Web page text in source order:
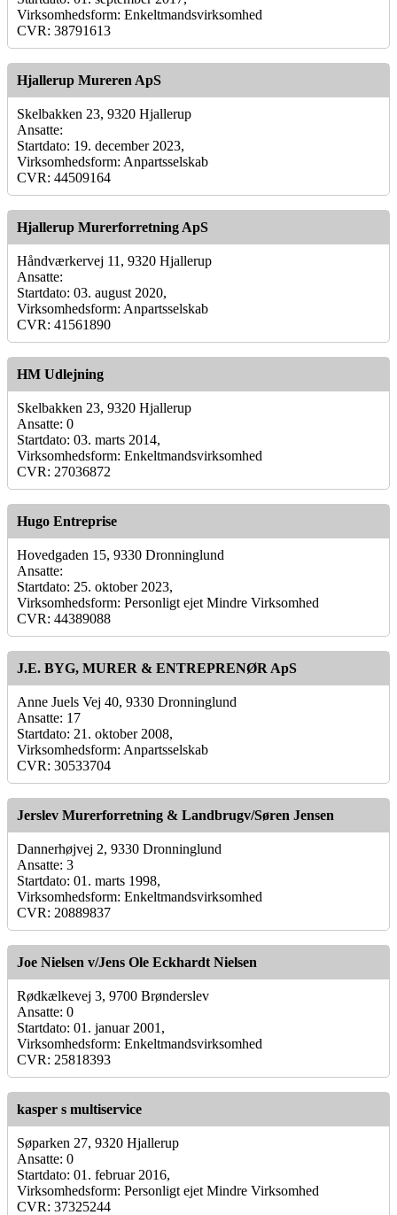
Virksomhedsform: Enkeltmandsvirksomhed
CVR: 38791613
Hjallerup Mureren ApS
Skelbakken 23, 9320 Hjallerup
Ansatte:
Startdato: 19. december 2023,
Virksomhedsform: Anpartsselskab
CVR: 44509164
Hjallerup Murerforretning ApS
Håndværkervej 11, 9320 Hjallerup
Ansatte:
Startdato: 03. august 2020,
Virksomhedsform: Anpartsselskab
CVR: 41561890
HM Udlejning
Skelbakken 23, 9320 Hjallerup
Ansatte: 0
Startdato: 03. marts 2014,
Virksomhedsform: Enkeltmandsvirksomhed
CVR: 27036872
Hugo Entreprise
Hovedgaden 15, 9330 Dronninglund
Ansatte:
Startdato: 25. oktober 2023,
Virksomhedsform: Personligt ejet Mindre Virksomhed
CVR: 44389088
J.E. BYG, MURER & ENTREPRENØR ApS
Anne Juels Vej 40, 9330 Dronninglund
Ansatte: 17
Startdato: 21. oktober 2008,
Virksomhedsform: Anpartsselskab
CVR: 30533704
Jerslev Murerforretning & Landbrugv/Søren Jensen
Dannerhøjvej 2, 9330 Dronninglund
Ansatte: 3
Startdato: 01. marts 1998,
Virksomhedsform: Enkeltmandsvirksomhed
CVR: 20889837
Joe Nielsen v/Jens Ole Eckhardt Nielsen
Rødkælkevej 3, 9700 Brønderslev
Ansatte: 0
Startdato: 01. januar 2001,
Virksomhedsform: Enkeltmandsvirksomhed
CVR: 25818393
kasper s multiservice
Søparken 27, 9320 Hjallerup
Ansatte: 0
Startdato: 01. februar 2016,
Virksomhedsform: Personligt ejet Mindre Virksomhed
CVR: 37325244